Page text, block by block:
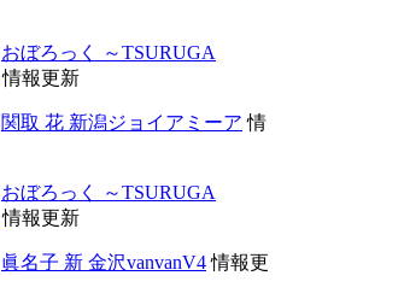
おぼろっく ～TSURUGA
情報更新
関取 花 新潟ジョイアミーア 情
おぼろっく ～TSURUGA
情報更新
眞名子 新 金沢vanvanV4情報更